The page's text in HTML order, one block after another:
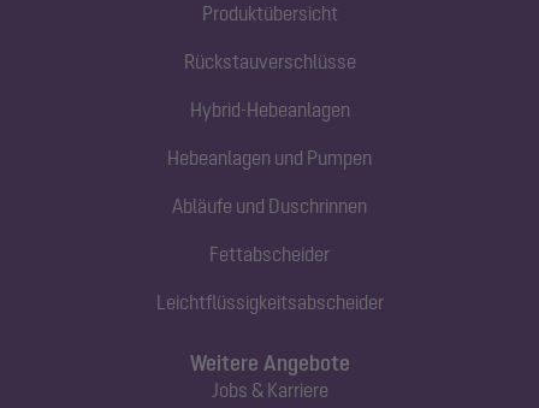
Produktübersicht
Rückstauverschlüsse
Hybrid-Hebeanlagen
Hebeanlagen und Pumpen
Abläufe und Duschrinnen
Fettabscheider
Leichtflüssigkeitsabscheider
Weitere Angebote
Jobs & Karriere